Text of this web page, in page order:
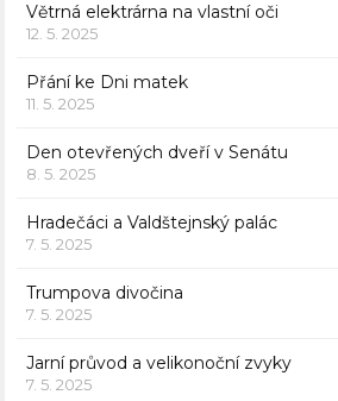
Větrná elektrárna na vlastní oči
12. 5. 2025
Přání ke Dni matek
11. 5. 2025
Den otevřených dveří v Senátu
8. 5. 2025
Hradečáci a Valdštejnský palác
7. 5. 2025
Trumpova divočina
7. 5. 2025
Jarní průvod a velikonoční zvyky
7. 5. 2025